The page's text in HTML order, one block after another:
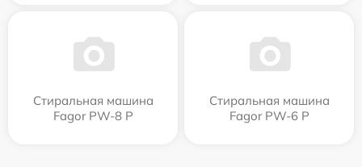
Стиральная машина
Fagor PW-8 P
Стиральная машина
Fagor PW-6 P